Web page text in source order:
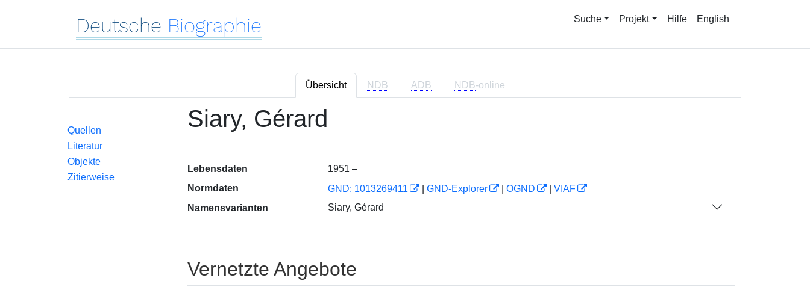
Deutsche Biographie Suche Projekt Hilfe English
Übersicht NDB ADB NDB-online
Quellen
Literatur
Objekte
Zitierweise
Siary, Gérard
Lebensdaten
1951 –
Normdaten
GND: 1013269411 GND-Explorer OGND
VIAF
Namensvarianten
Siary, Gérard
Vernetzte Angebote